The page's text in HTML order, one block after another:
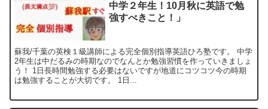
中学２年生！10月秋に英語で勉
強すべきこと！」
蘇我/千葉の英検１級講師による完全個別指導英語ひろ塾です。 中学
2年生は中だるみの時期なのでなんとか勉強習慣を作っていきましょ
う！ 1日長時間勉強する必要はないですが地道にコツコツ今の時期
は勉強することが大切です。 1日...